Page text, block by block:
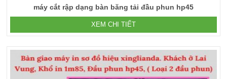
máy cắt rập dạng bàn băng tải đầu phun hp45
XEM CHI TIẾT